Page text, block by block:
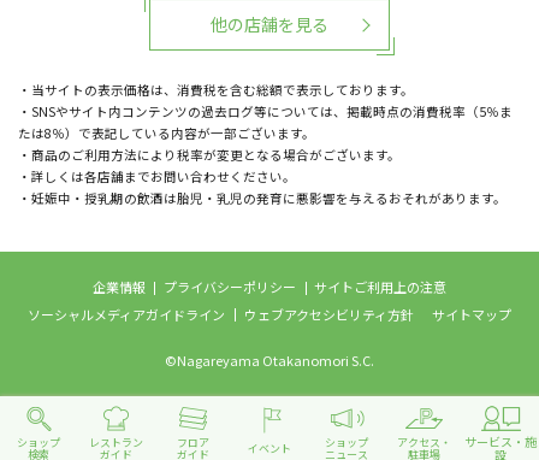
ショップ
検索
レストラン
ガイド
フロア
ガイド イベント ショップ
ニュース
アクセス・
駐車場
サービス・施
設
・当サイトの表示価格は、消費税を含む総額で表示しております。
・SNSやサイト内コンテンツの過去ログ等については、掲載時点の消費税率（5％ま
たは8％）で表記している内容が一部ございます。
・商品のご利用方法により税率が変更となる場合がございます。
・詳しくは各店舗までお問い合わせください。
・妊娠中・授乳期の飲酒は胎児・乳児の発育に悪影響を与えるおそれがあります。
他の店舗を見る
企業情報 プライバシーポリシー
サイトご利用上の注意
ソーシャルメディアガイドライン
ウェブアクセシビリティ方針 サイトマップ
©Nagareyama Otakanomori S.C.